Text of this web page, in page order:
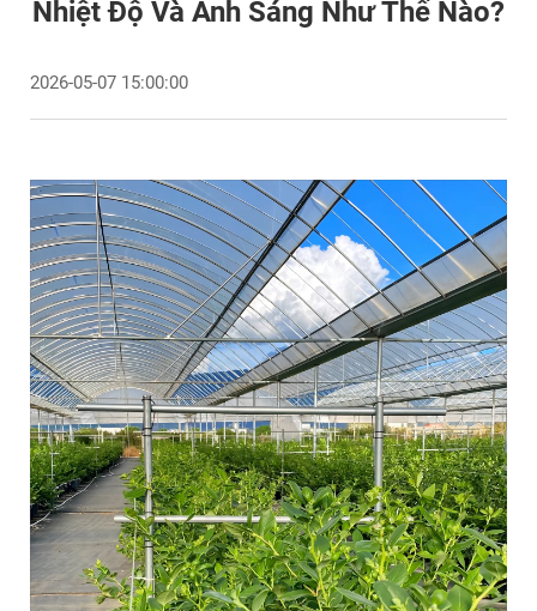
Nhiệt Độ Và Ánh Sáng Như Thế Nào?
2026-05-07 15:00:00